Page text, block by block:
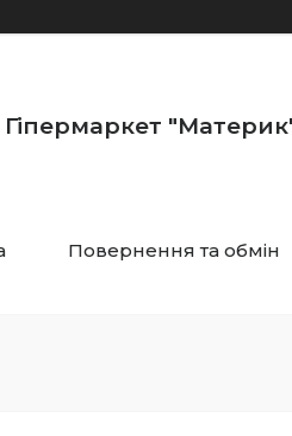
Гіпермаркет
Повернення та обмін